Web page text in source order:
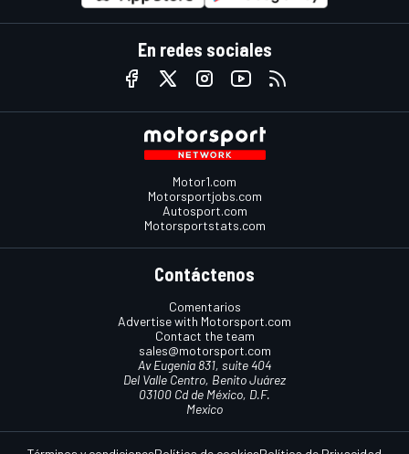
En redes sociales
Motor1.com
Motorsportjobs.com
Autosport.com
Motorsportstats.com
Contáctenos
Comentarios
Advertise with Motorsport.com
Contact the team
sales@motorsport.com
Av Eugenia 831, suite 404
Del Valle Centro, Benito Juárez
03100 Cd de México, D.F.
Mexico